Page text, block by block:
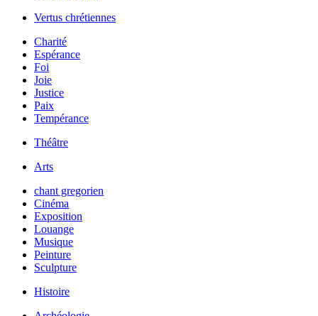
Vertus chrétiennes
Charité
Espérance
Foi
Joie
Justice
Paix
Tempérance
Théâtre
Arts
chant gregorien
Cinéma
Exposition
Louange
Musique
Peinture
Sculpture
Histoire